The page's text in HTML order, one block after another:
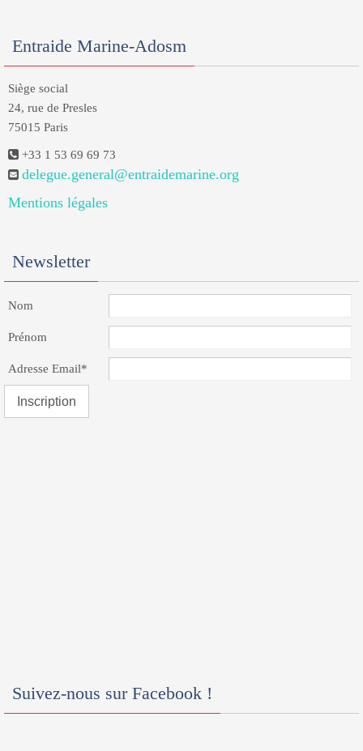
Entraide Marine-Adosm
Siège social
24, rue de Presles
75015 Paris
+33 1 53 69 69 73
delegue.general@entraidemarine.org
Mentions légales
Newsletter
Nom
Prénom
Adresse Email*
Suivez-nous sur Facebook !